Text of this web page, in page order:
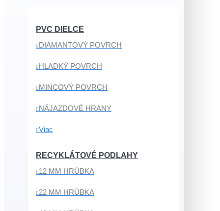
PVC DIELCE
DIAMANTOVÝ POVRCH
HLADKÝ POVRCH
MINCOVÝ POVRCH
NÁJAZDOVÉ HRANY
Viac
RECYKLÁTOVÉ PODLAHY
12 MM HRÚBKA
22 MM HRÚBKA